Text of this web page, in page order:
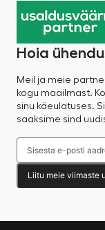
Hoia
Meil ja meie
kogu maailmast.
sinu käeulatuses.
saaksime sind
Liitu meie viimaste